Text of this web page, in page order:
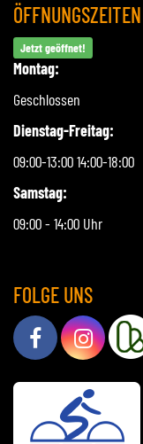
ÖFFNUNGSZEITEN
Jetzt geöffnet!
Montag:
Geschlossen
Dienstag-Freitag:
09:00-13:00 14:00-18:00
Samstag:
09:00 - 14:00 Uhr
FOLGE UNS